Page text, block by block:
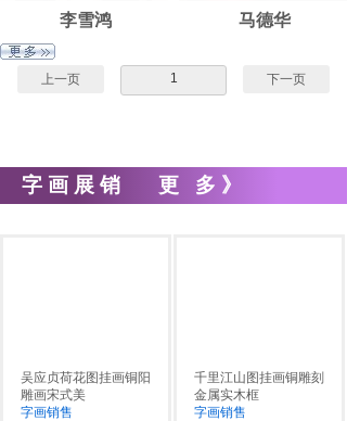
李雪鸿 马德华
上一页 1 下一页
字画展销 更 多》
吴应贞荷花图挂画铜阳
雕画宋式美
字画销售
千里江山图挂画铜雕刻
金属实木框
字画销售